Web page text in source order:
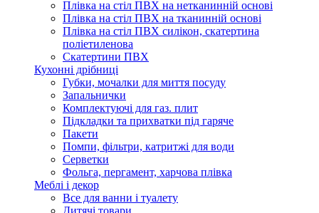
Плівка на стіл ПВХ на нетканинній основі
Плівка на стіл ПВХ на тканинній основі
Плівка на стіл ПВХ силікон, скатертина
поліетиленова
Скатертини ПВХ
Кухонні дрібниці
Губки, мочалки для миття посуду
Запальнички
Комплектуючі для газ. плит
Підкладки та прихватки під гаряче
Пакети
Помпи, фільтри, катритжі для води
Серветки
Фольга, пергамент, харчова плівка
Меблі і декор
Все для ванни і туалету
Дитячі товари